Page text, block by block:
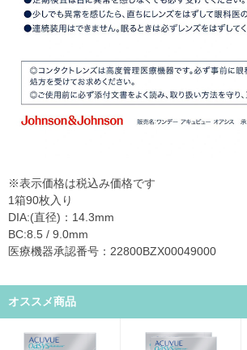
※表示価格は税込み価格です
1箱90枚入り
DIA:(直径)：14.3mm
BC:8.5 / 9.0mm
医療機器承認番号：22800BZX00049000
オススメ商品